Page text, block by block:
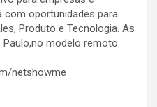
com oportunidades para
Produto e Tecnologia. As
modelo remoto.
netshowme